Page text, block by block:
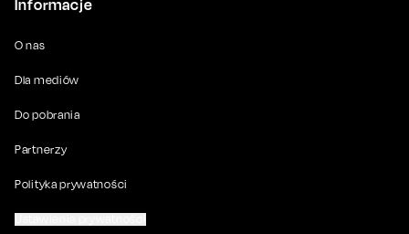
Informacje
O nas
Dla mediów
Do pobrania
Partnerzy
Polityka prywatności